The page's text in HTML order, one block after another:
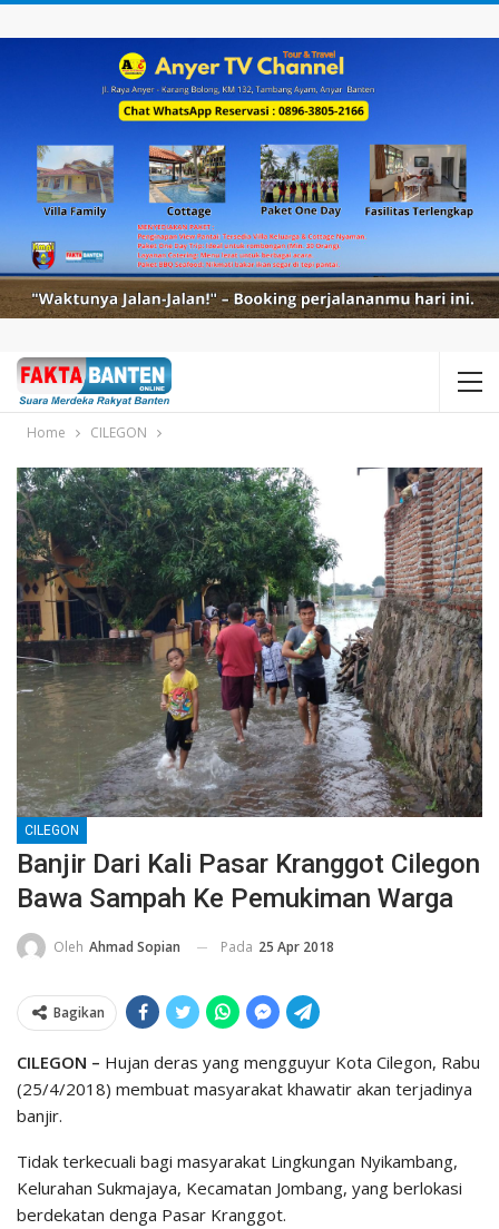
Home CILEGON
CILEGON
Banjir Dari Kali Pasar Kranggot Cilegon
Bawa Sampah Ke Pemukiman Warga
Oleh Ahmad Sopian Pada 25 Apr 2018
Bagikan
CILEGON – Hujan deras yang mengguyur Kota Cilegon, Rabu
(25/4/2018) membuat masyarakat khawatir akan terjadinya
banjir.
Tidak terkecuali bagi masyarakat Lingkungan Nyikambang,
Kelurahan Sukmajaya, Kecamatan Jombang, yang berlokasi
berdekatan denga Pasar Kranggot.